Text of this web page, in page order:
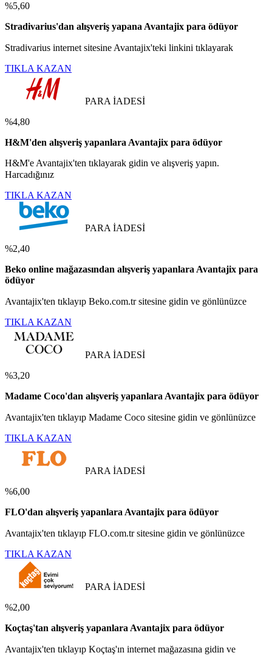
%5,60
Stradivarius'dan alışveriş yapana Avantajix para ödüyor
Stradivarius internet sitesine Avantajix'teki linkini tıklayarak
TIKLA KAZAN
PARA İADESİ
%4,80
H&M'den alışveriş yapanlara Avantajix para ödüyor
H&M'e Avantajix'ten tıklayarak gidin ve alışveriş yapın.
Harcadığınız
TIKLA KAZAN
PARA İADESİ
%2,40
Beko online mağazasından alışveriş yapanlara Avantajix para
ödüyor
Avantajix'ten tıklayıp Beko.com.tr sitesine gidin ve gönlünüzce
TIKLA KAZAN
PARA İADESİ
%3,20
Madame Coco'dan alışveriş yapanlara Avantajix para ödüyor
Avantajix'ten tıklayıp Madame Coco sitesine gidin ve gönlünüzce
TIKLA KAZAN
PARA İADESİ
%6,00
FLO'dan alışveriş yapanlara Avantajix para ödüyor
Avantajix'ten tıklayıp FLO.com.tr sitesine gidin ve gönlünüzce
TIKLA KAZAN
PARA İADESİ
%2,00
Koçtaş'tan alışveriş yapanlara Avantajix para ödüyor
Avantajix'ten tıklayıp Koçtaş'ın internet mağazasına gidin ve